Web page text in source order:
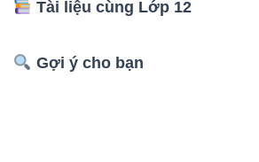
Tài liệu cùng Lớp 12
Gợi ý cho bạn